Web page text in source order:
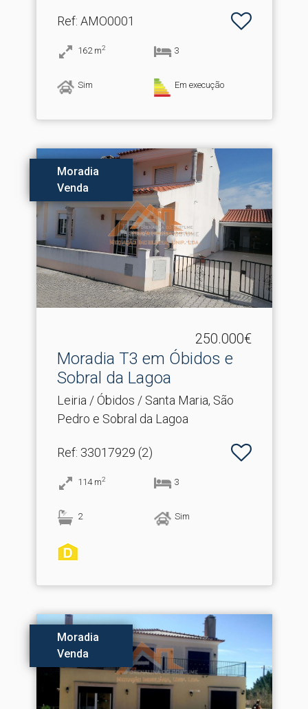
Ref: AMO0001
162 m2 3
Sim Em execução
Moradia
Venda
250.000€
Moradia T3 em Óbidos e
Sobral da Lagoa
Leiria / Óbidos / Santa Maria, São
Pedro e Sobral da Lagoa
Ref: 33017929 (2)
114 m2 3
2 Sim
Moradia
Venda